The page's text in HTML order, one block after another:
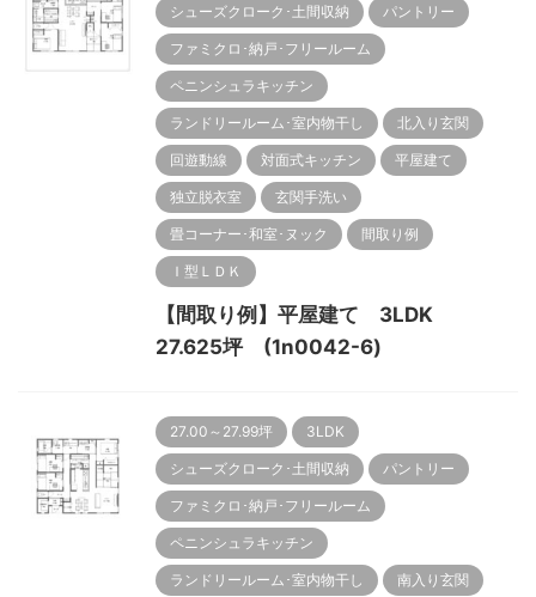
シューズクローク･土間収納 パントリー
ファミクロ･納戸･フリールーム
ペニンシュラキッチン
ランドリールーム･室内物干し 北入り玄関
回遊動線 対面式キッチン 平屋建て
独立脱衣室 玄関手洗い
畳コーナー･和室･ヌック 間取り例
Ｉ型ＬＤＫ
【間取り例】平屋建て 3LDK
27.625坪 (1n0042-6)
27.00～27.99坪 3LDK
シューズクローク･土間収納 パントリー
ファミクロ･納戸･フリールーム
ペニンシュラキッチン
ランドリールーム･室内物干し 南入り玄関